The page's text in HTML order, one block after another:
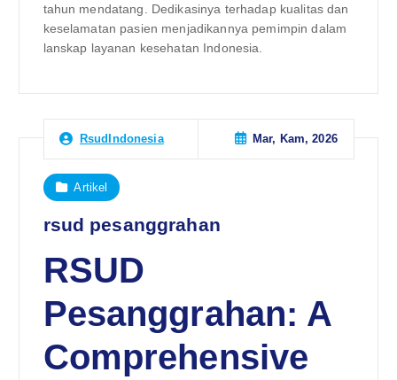
tahun mendatang. Dedikasinya terhadap kualitas dan
keselamatan pasien menjadikannya pemimpin dalam
lanskap layanan kesehatan Indonesia.
RsudIndonesia Mar, Kam, 2026
Artikel
rsud pesanggrahan
RSUD
Pesanggrahan: A
Comprehensive